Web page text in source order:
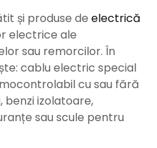
și produse de electrică
electrice ale
sau remorcilor. În
cablu electric special
cu sau fără
benzi izolatoare,
sau scule pentru